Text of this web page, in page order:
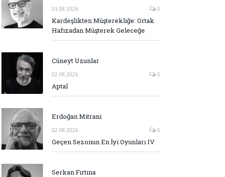
03.08.2026 0
Kardeşlikten Müşterekliğe: Ortak
Hafızadan Müşterek Geleceğe
Cüneyt Uzunlar
02.08.2026 0
Aptal
Erdoğan Mitrani
02.08.2026 0
Geçen Sezonun En İyi Oyunları IV
Serkan Fırtına